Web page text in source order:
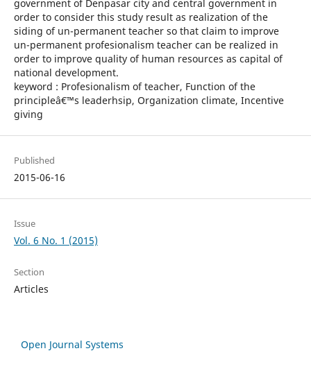
government of Denpasar city and central government in
order to consider this study result as realization of the
siding of un-permanent teacher so that claim to improve
un-permanent profesionalism teacher can be realized in
order to improve quality of human resources as capital of
national development.
keyword : Profesionalism of teacher, Function of the
principleâ€™s leaderhsip, Organization climate, Incentive
giving
Published
2015-06-16
Issue
Vol. 6 No. 1 (2015)
Section
Articles
Open Journal Systems